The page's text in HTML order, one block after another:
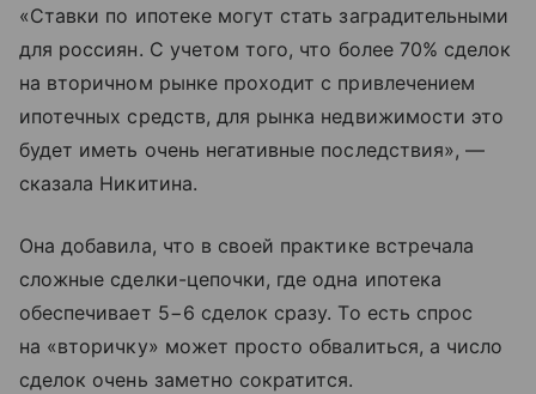
«Ставки по ипотеке могут стать заградительными
для россиян. С учетом того, что более 70% сделок
на вторичном рынке проходит с привлечением
ипотечных средств, для рынка недвижимости это
будет иметь очень негативные последствия», —
сказала Никитина.
Она добавила, что в своей практике встречала
сложные сделки-цепочки, где одна ипотека
обеспечивает 5−6 сделок сразу. То есть спрос
на «вторичку» может просто обвалиться, а число
сделок очень заметно сократится.